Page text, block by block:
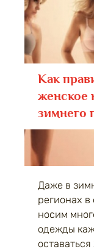
Как
женское
зимнего
Даже в
регионах
носим
одежды